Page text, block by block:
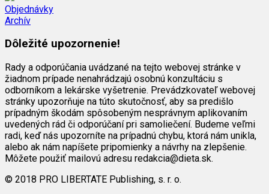
Objednávky
Archív
Dôležité upozornenie!
Rady a odporúčania uvádzané na tejto webovej stránke v
žiadnom prípade nenahrádzajú osobnú konzultáciu s
odborníkom a lekárske vyšetrenie. Prevádzkovateľ webovej
stránky upozorňuje na túto skutočnosť, aby sa predišlo
prípadným škodám spôsobeným nesprávnym aplikovaním
uvedených rád či odporúčaní pri samoliečení. Budeme veľmi
radi, keď nás upozorníte na prípadnú chybu, ktorá nám unikla,
alebo ak nám napíšete pripomienky a návrhy na zlepšenie.
Môžete použiť mailovú adresu redakcia@dieta.sk.
© 2018 PRO LIBERTATE Publishing, s. r. o.